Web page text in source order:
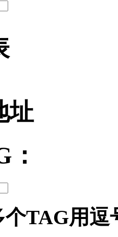
址
个TAG用